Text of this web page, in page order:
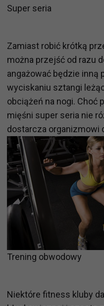
Super seria
Zamiast robić krótką
można przejść od razu
angażować będzie inną
wyciskaniu sztangi
obciążeń na nogi. Choć
mięśni super seria nie
dostarcza organizmowi
Trening obwodowy
Niektóre fitness kluby